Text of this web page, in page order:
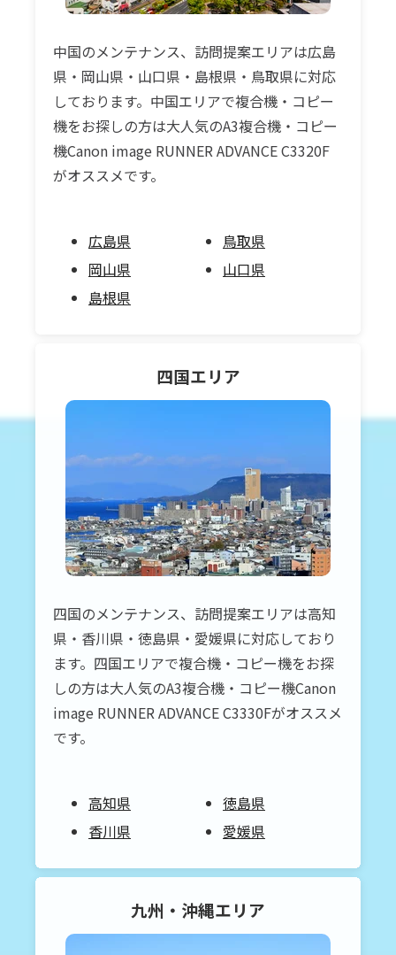
中国のメンテナンス、訪問提案エリアは広島
県・岡山県・山口県・島根県・鳥取県に対応
しております。中国エリアで複合機・コピー
機をお探しの方は大人気のA3複合機・コピー
機Canon image RUNNER ADVANCE C3320F
がオススメです。
広島県
岡山県
島根県
鳥取県
山口県
四国エリア
四国のメンテナンス、訪問提案エリアは高知
県・香川県・徳島県・愛媛県に対応しており
ます。四国エリアで複合機・コピー機をお探
しの方は大人気のA3複合機・コピー機Canon
image RUNNER ADVANCE C3330Fがオススメ
です。
高知県
香川県
徳島県
愛媛県
九州・沖縄エリア